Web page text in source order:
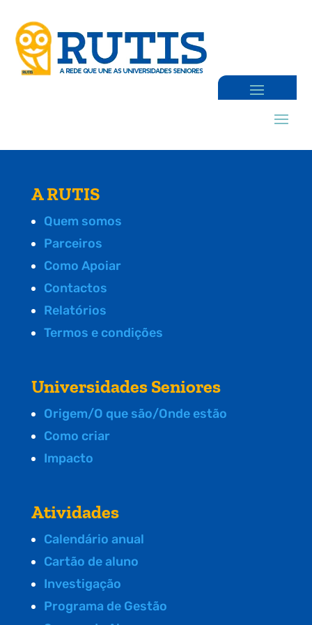
A RUTIS
Quem somos
Parceiros
Como Apoiar
Contactos
Relatórios
Termos e condições
Universidades Seniores
Origem/O que são/Onde estão
Como criar
Impacto
Atividades
Calendário anual
Cartão de aluno
Investigação
Programa de Gestão